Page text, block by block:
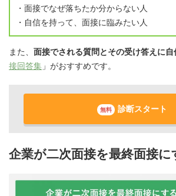
・面接でなぜ落ちたか分からない人
・自信を持って、面接に臨みたい人
また、 面接でされる質問とその受け答えに
接回答集 」がおすすめです。
無料 診断スタート
企業が二次面接を最終面接